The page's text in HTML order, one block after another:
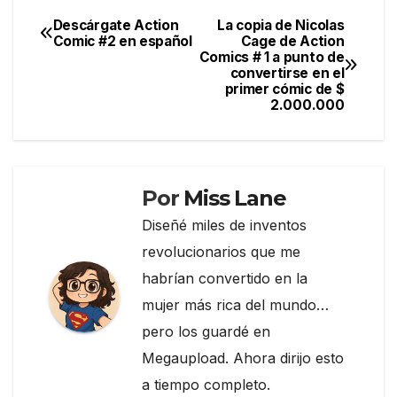
e
b
er gr
a ar
Navegación
La copia de Nicolas
Cage de Action
Comics # 1 a punto de
convertirse en el
primer cómic de $
2.000.000
Descárgate Action
Comic #2 en español
Por Miss Lane
Diseñé miles de inventos
revolucionarios que me
habrían convertido en la
mujer más rica del mundo…
pero los guardé en
Megaupload. Ahora dirijo esto
a tiempo completo.